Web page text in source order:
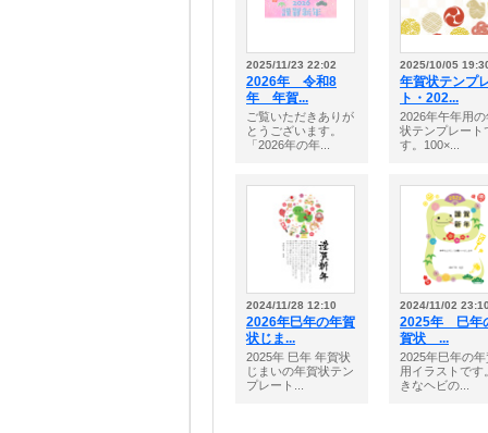
2025/11/23 22:02
2026年 令和8
年 年賀...
ご覧いただきありが
とうございます。
「2026年の年...
2025/10/05
年賀状テンプ
ト・202...
2026年午年用
状テンプレート
す。100×...
2024/11/28 12:10
2026年巳年の年賀
状じま...
2025年 巳年 年賀状
じまいの年賀状テン
プレート...
2024/11/02
2025年 巳年
賀状 ...
2025年巳年の
用イラストです
きなヘビの...